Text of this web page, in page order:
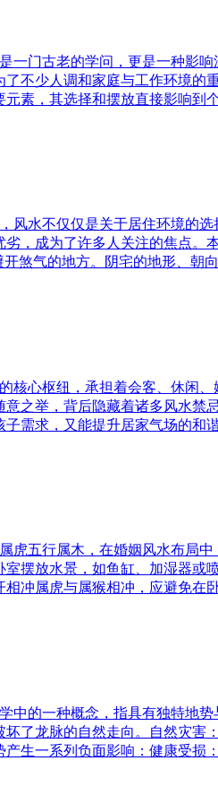
一门古老的学问，更是一种影
不少人调和家庭与工作环境
素，其选择和摆放直接影响到
风水不仅仅是关于居住环境的
，成为了许多人关注的焦点
煞气的地方。阴宅的地形、朝
核心枢纽，承担着会客、休闲
之举，背后隐藏着诸多风水
需求，又能提升居家气场的和
虎五行属木，在婚姻风水布局
摆放水景，如鱼缸、加湿器
冲属虎与属猴相冲，应避免在
中的一种概念，指具有独特地
了龙脉的自然走向。自然灾
生一系列负面影响：健康受损